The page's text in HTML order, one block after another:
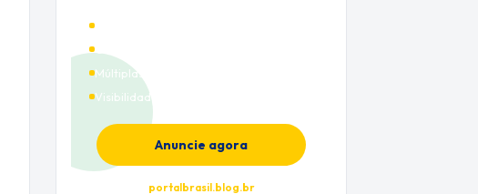
Múltiplas categorias
Visibilidade premium
Anuncie agora
portalbrasil.blog.br